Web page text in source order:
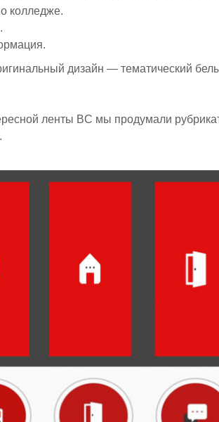
колледже.
дизайн — тематический
ленты BC мы продумали